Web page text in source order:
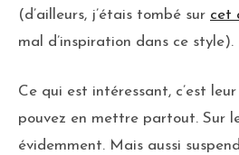
(d’ailleurs, j’étais tombé sur cet
mal d’inspiration dans ce style).
Ce qui est intéressant, c’est
pouvez en mettre partout. Sur
évidemment. Mais aussi